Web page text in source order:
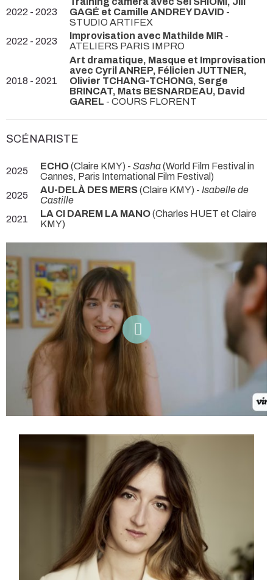
2022 - 2023
GAGÉ et Camille ANDREY DAVID -
STUDIO ARTIFEX
2022 - 2023
Improvisation avec Mathilde MIR -
ATELIERS PARIS IMPRO
2018 - 2021
Art dramatique, Masque et Improvisation
avec Cyril ANREP, Félicien JUTTNER,
Olivier TCHANG-TCHONG, Serge
BRINCAT, Mats BESNARDEAU, David
GAREL - COURS FLORENT
SCÉNARISTE
2025 ECHO(Claire KMY) - Sasha(World Film Festival in
Cannes, Paris International Film Festival)
2025
AU-DELÀ DES MERS(Claire KMY) - Isabelle de
Castille
2021
LA CI DAREM LA MANO(Charles HUET et Claire
KMY)